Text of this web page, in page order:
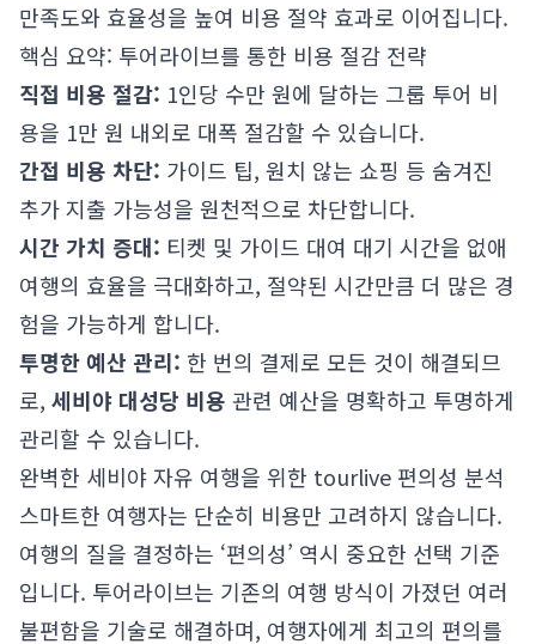
만족도와 효율성을 높여 비용 절약 효과로 이어집니다.
핵심 요약: 투어라이브를 통한 비용 절감 전략
직접 비용 절감: 1인당 수만 원에 달하는 그룹 투어 비
용을 1만 원 내외로 대폭 절감할 수 있습니다.
간접 비용 차단: 가이드 팁, 원치 않는 쇼핑 등 숨겨진
추가 지출 가능성을 원천적으로 차단합니다.
시간 가치 증대: 티켓 및 가이드 대여 대기 시간을 없애
여행의 효율을 극대화하고, 절약된 시간만큼 더 많은 경
험을 가능하게 합니다.
투명한 예산 관리: 한 번의 결제로 모든 것이 해결되므
로, 세비야 대성당 비용 관련 예산을 명확하고 투명하게
관리할 수 있습니다.
완벽한 세비야 자유 여행을 위한 tourlive 편의성 분석
스마트한 여행자는 단순히 비용만 고려하지 않습니다.
여행의 질을 결정하는 ‘편의성’ 역시 중요한 선택 기준
입니다. 투어라이브는 기존의 여행 방식이 가졌던 여러
불편함을 기술로 해결하며, 여행자에게 최고의 편의를